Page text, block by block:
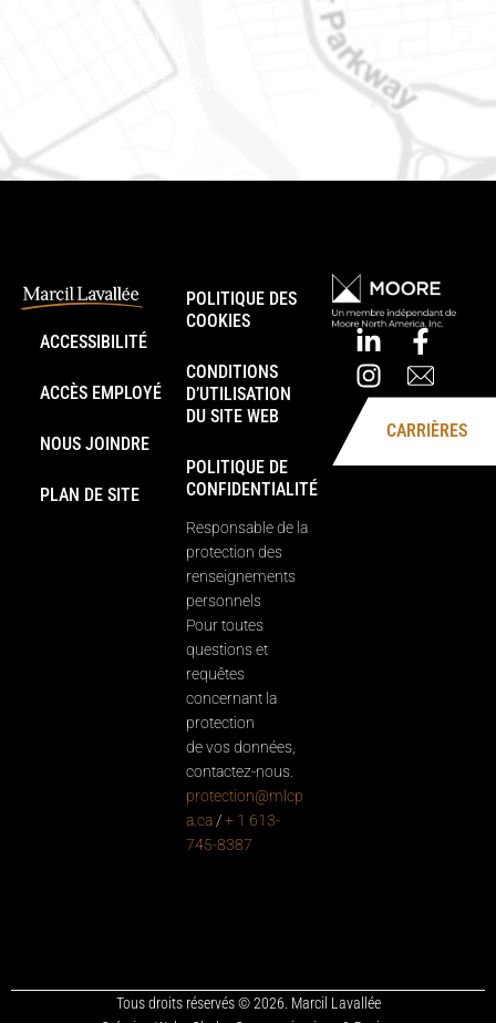
Case postale 101
Embrun (Ontario) K0A 1W1
Téléphone : 613-745-8387
ACCESSIBILITÉ
ACCÈS EMPLOYÉ
NOUS JOINDRE
PLAN DE SITE
POLITIQUE DES
COOKIES
CONDITIONS
D’UTILISATION
DU SITE WEB
POLITIQUE DE
CONFIDENTIALITÉ
Responsable de la
protection des
renseignements
personnels
Pour toutes
questions et
requêtes
concernant la
protection
de vos données,
contactez-nous.
protection@mlcp
a.ca /+ 1 613-
745-8387
CARRIÈRES
Tous droits réservés © 2026. Marcil Lavallée